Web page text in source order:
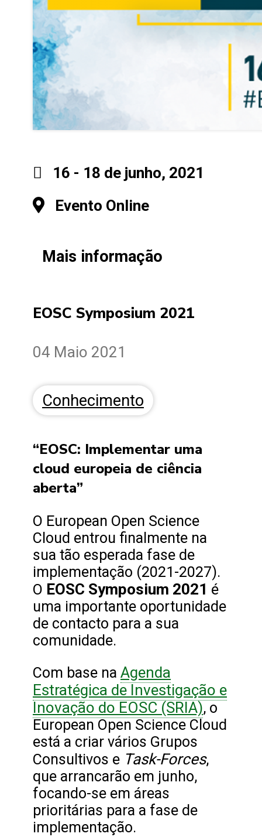
16 - 18 de junho, 2021
Evento Online
Mais informação
EOSC Symposium 2021
04 Maio 2021
Conhecimento
“EOSC: Implementar uma
cloud europeia de ciência
aberta”
O European Open Science
Cloud entrou finalmente na
sua tão esperada fase de
implementação (2021-2027).
O EOSC Symposium 2021 é
uma importante oportunidade
de contacto para a sua
comunidade.
Com base na Agenda
Estratégica de Investigação e
Inovação do EOSC (SRIA), o
European Open Science Cloud
está a criar vários Grupos
Consultivos e Task-Forces,
que arrancarão em junho,
focando-se em áreas
prioritárias para a fase de
implementação.